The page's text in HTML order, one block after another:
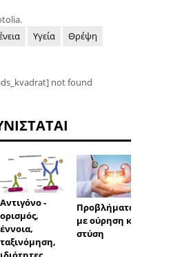
Υγεία Θρέψη
not found
Αντιγόνο -
ορισμός,
έννοια,
ταξινόμηση,
Προβλήματα
με ούρηση και
στύση